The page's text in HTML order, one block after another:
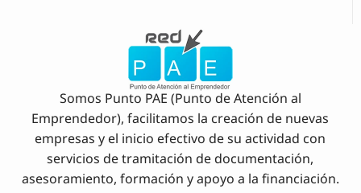
Somos Punto PAE (Punto de Atención al
Emprendedor), facilitamos la creación de nuevas
empresas y el inicio efectivo de su actividad con
servicios de tramitación de documentación,
asesoramiento, formación y apoyo a la financiación.